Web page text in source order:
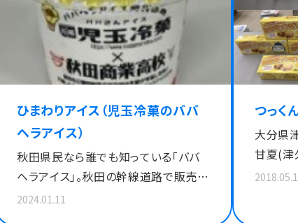
ひまわりアイス（児玉冷菓のババ
ヘラアイス）
秋田県民なら誰でも知っている「ババ
ヘラアイス」。秋田の幹線道路で販売し
ている氷菓で、黄色のバナナ味とピンク
2024.01.11
つっく
大分県
甘夏(津
甘夏を